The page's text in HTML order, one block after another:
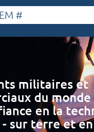
militaires et
du
en la
- sur terre et